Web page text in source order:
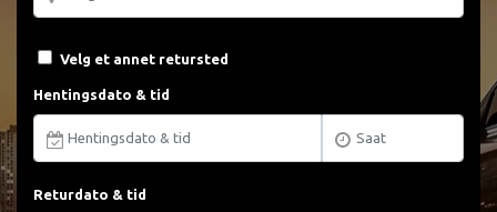
Hentingsdato & tid
Returdato & tid
Velg et annet retursted